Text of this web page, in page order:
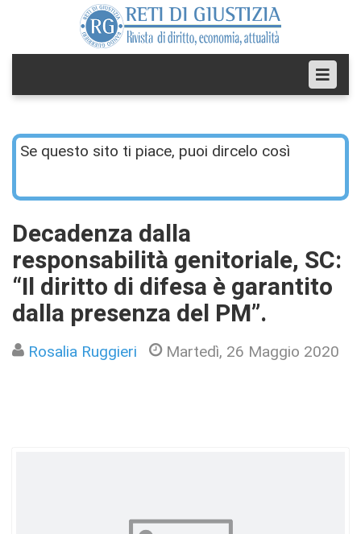
Se questo sito ti piace, puoi dircelo così
Decadenza dalla
responsabilità genitoriale, SC:
“Il diritto di difesa è garantito
dalla presenza del PM”.
Rosalia Ruggieri Martedì, 26 Maggio 2020